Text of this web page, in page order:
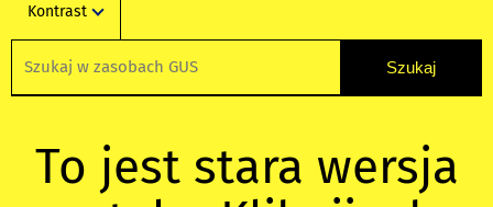
Kontrast
To jest stara wersja